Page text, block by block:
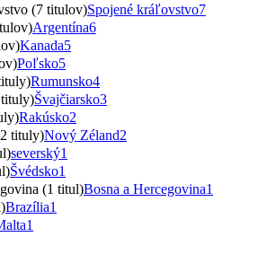
(7 titulov)Spojené kráľovstvo7
Argentína6
Kanada5
Poľsko5
Rumunsko4
tituly)Švajčiarsko3
Rakúsko2
tituly)Nový Zéland2
severský1
Švédsko1
(1 titul)Bosna a Hercegovina1
Brazília1
1